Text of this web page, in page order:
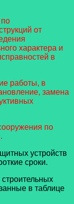
от
характера и
в
работы, в
замена
по
устройств
сроки.
в таблице